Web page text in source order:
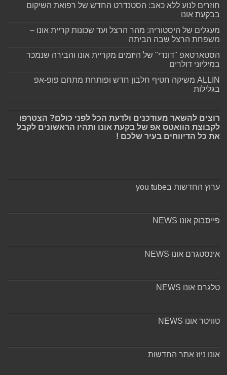
חוזרים לנוע ללא כאב: הסטנדרט החדש של רפואת השיקום
בבקעת אונו
מעגלים של היסטוריה: מהר הרצל ועד שכונות קריית אונו –
משפחת הרצל שבה הביתה
הסטארטאפ "דונדי" של היזמים מקריית אונו והבירה שנמכר
במיליוני דולרים
ALLIN משיקה חטיף חלבון חדש ופותחת מתחם פופ-אפ
בגלילות
רוצים להשאר מעודכנים ולדעת הכל לפני כולם? הצטרפו
לקבוצת הוואטס אפ של בקעת אונו ותהיו הראשונים לקבל
את כל הדיווחים בעיר שלכם !
ערוץ החדשות בyou tube
פייסבוק אונו NEWS
אינסטגרם אונו NEWS
טלגרם אונו NEWS
טוויטר אונו NEWS
אונו ניוז אתר החדשות